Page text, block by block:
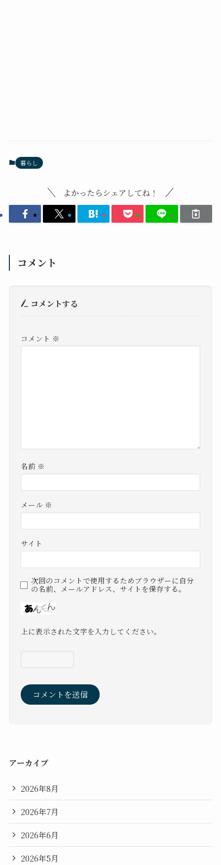
暮らし
よかったらシェアしてね！
コメント
コメントする
コメント ※
名前 ※
メール ※
サイト
次回のコメントで使用するためブラウザーに自分
の名前、メールアドレス、サイトを保存する。
上に表示された文字を入力してください。
アーカイブ
2026年8月
2026年7月
2026年6月
2026年5月